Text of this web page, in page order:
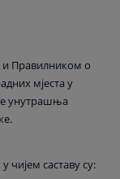
и Правилником о
мјеста у
унутрашња
чијем саставу су: